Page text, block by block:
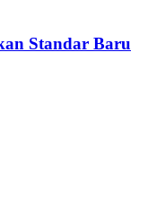
Standar Baru